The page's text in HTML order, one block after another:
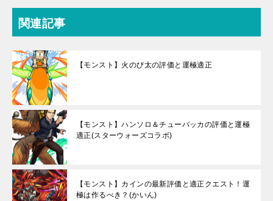
関連記事
【モンスト】火のび太の評価と運極適正
【モンスト】ハンソロ＆チューバッカの評価と運極
適正(スターウォーズコラボ)
【モンスト】カインの最新評価と適正クエスト！運
極は作るべき？(かいん)